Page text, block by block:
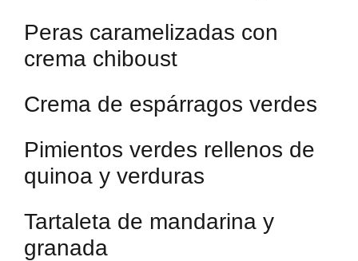
Peras caramelizadas con
crema chiboust
Crema de espárragos verdes
Pimientos verdes rellenos de
quinoa y verduras
Tartaleta de mandarina y
granada